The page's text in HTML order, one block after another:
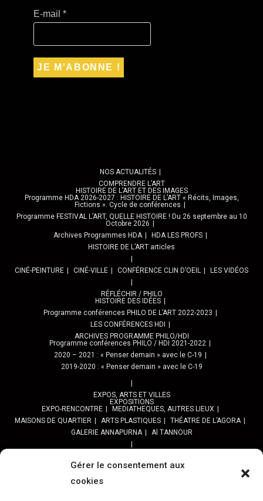
Gérer le consentement aux
cookies
E-mail*
NOS ACTUALITÉS
COMPRENDRE L’ART
HISTOIRE DE L’ART ET DES IMAGES
Programme HDA 2026-2027 : HISTOIRE DE L’ART « Récits, Images,
Fictions ». Cycle de conférences
Programme FESTIVAL L’ART, QUELLE HISTOIRE ! Du 26 septembre au 10
Octobre 2026
Archives Programmes HDA
HDA LES PROFS
HISTOIRE DE L’ART articles
CINÉ-PEINTURE CINÉ-VILLE CONFÉRENCE CLIN D’OEIL LES VIDÉOS
RÉFLÉCHIR / PHILO
HISTOIRE DES IDÉES
Programme conférences PHILO DE L’ART 2022-2023
LES CONFÉRENCES HDI
ARCHIVES PROGRAMME PHILO/HDI
Programme conférences PHILO / HDI 2021-2022
2020 – 2021 : « Penser demain » avec le C-19
2019-2020 : « Penser demain » avec le C-19
EXPOS, ARTS ET VILLES
EXPOSITIONS
EXPO-RENCONTRE
MEDIATHEQUES, AUTRES LIEUX
MAISONS DE QUARTIER
ARTS PLASTIQUES
THÉATRE DE L’AGORA
GALERIE ANNAPURNA
Al TANNOUR
PPROGRAMME DES BALADES URBAINES 2025